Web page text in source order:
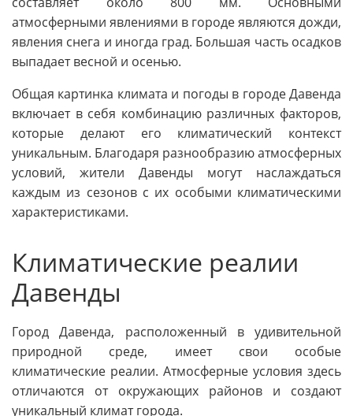
атмосферными явлениями в городе являются дожди,
явления снега и иногда град. Большая часть осадков
выпадает весной и осенью.
Общая картинка климата и погоды в городе Давенда
включает в себя комбинацию различных факторов,
которые делают его климатический контекст
уникальным. Благодаря разнообразию атмосферных
условий, жители Давенды могут наслаждаться
каждым из сезонов с их особыми климатическими
характеристиками.
Климатические реалии
Давенды
Город Давенда, расположенный в удивительной
природной среде, имеет свои особые
климатические реалии. Атмосферные условия здесь
отличаются от окружающих районов и создают
уникальный климат города.